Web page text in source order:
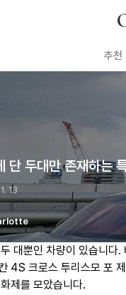
추천
단 두대만 존재하는
13
대뿐인 차량이 있습니다
4S 크로스 투리스모 포
제를 모았습니다.